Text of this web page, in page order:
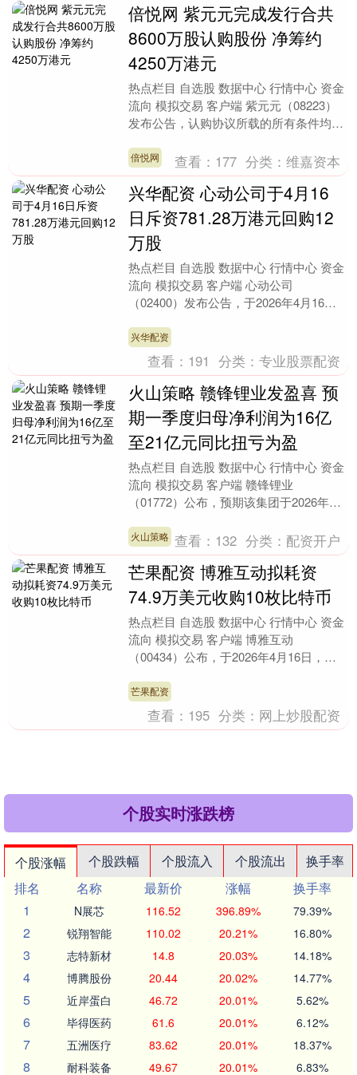
倍悦网 紫元元完成发行合共
8600万股认购股份 净筹约
4250万港元
热点栏目 自选股 数据中心 行情中心 资金
流向 模拟交易 客户端 紫元元（08223）
发布公告，认购协议所载的所有条件均已
及....
倍悦网 查看： 177 分类：维嘉资本
兴华配资 心动公司于4月16
日斥资781.28万港元回购12
万股
热点栏目 自选股 数据中心 行情中心 资金
流向 模拟交易 客户端 心动公司
（02400）发布公告，于2026年4月16日
兴华配资
查看： 191 分类：专业股票配资
火山策略 赣锋锂业发盈喜 预
期一季度归母净利润为16亿
至21亿元同比扭亏为盈
热点栏目 自选股 数据中心 行情中心 资金
流向 模拟交易 客户端 赣锋锂业
（01772）公布，预期该集团于2026年第
亿-....
火山策略 查看： 132 分类： 配资开户
芒果配资 博雅互动拟耗资
74.9万美元收购10枚比特币
热点栏目 自选股 数据中心 行情中心 资金
流向 模拟交易 客户端 博雅互动
（00434）公布，于2026年4月16日，公
与L....
芒果配资
查看： 195 分类： 网上炒股配资
个股实时涨跌榜
个股涨幅 个股跌幅 个股流入 个股流出
换手率
排名
名称 最新价 涨幅
换手率
1
N展芯 116.52 396.89% 79.39%
2 锐翔智能 110.02 20.21% 16.80%
3 志特新材 14.8 20.03% 14.18%
4 博腾股份 20.44 20.02% 14.77%
5 近岸蛋白 46.72 20.01% 5.62%
6 毕得医药 61.6 20.01% 6.12%
7 五洲医疗 83.62 20.01% 18.37%
8 耐科装备 49.67 20.01% 6.83%